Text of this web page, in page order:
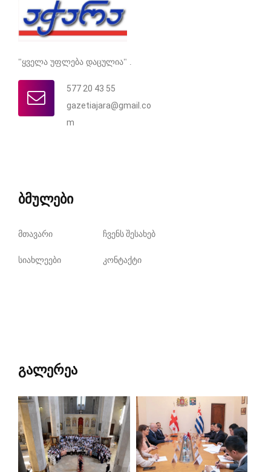
"ყველა უფლება დაცულია" .
577 20 43 55
gazetiajara@gmail.co
m
ბმულები
მთავარი ჩვენს შესახებ
სიახლეები კონტაქტი
გალერეა